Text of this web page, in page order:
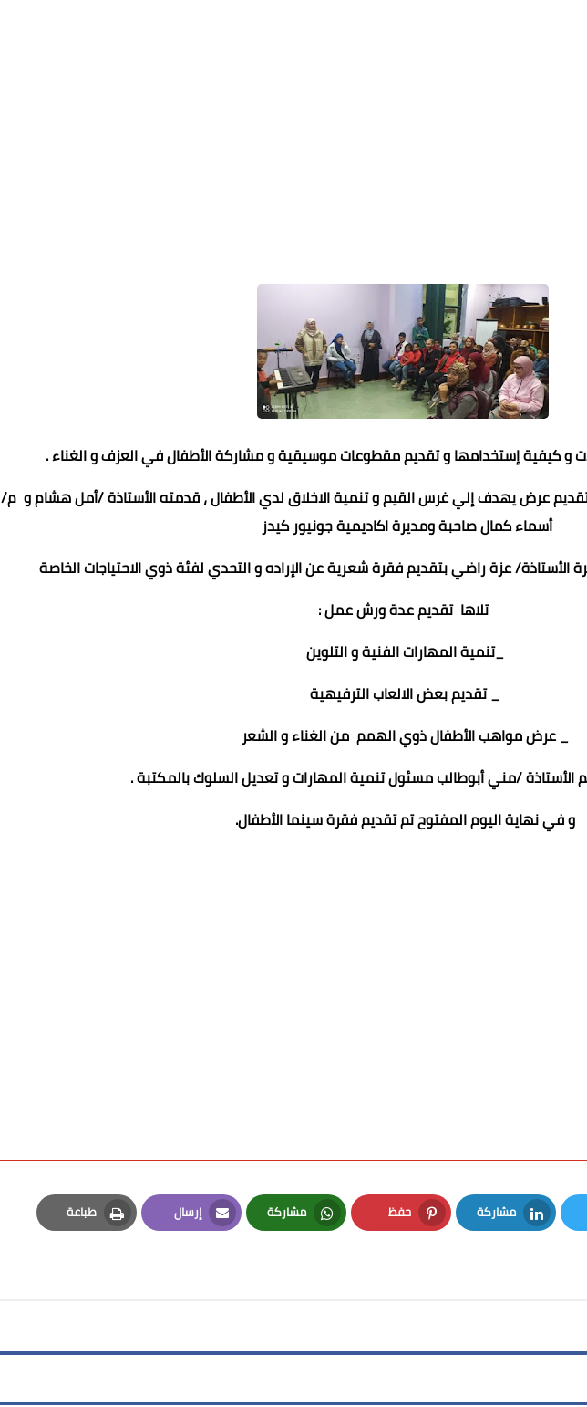
و كيفية إستخدامها و تقديم مقطوعات موسيقية و مشاركة الأطفال في العزف و الغناء .
عرض يهدف إلي غرس القيم و تنمية الاخلاق لدي الأطفال ، قدمته الأستاذة /أمل هشام و م/
أسماء كمال صاحبة ومديرة اكاديمية جونيور كيدز
عزة راضي بتقديم فقرة شعرية عن الإراده و التحدي لفئة ذوي الاحتياجات الخاصة
تلاها تقديم عدة ورش عمل :
_تنمية المهارات الفنية و التلوين
_ تقديم بعض الالعاب الترفيهية
_ عرض مواهب الأطفال ذوي الهمم من الغناء و الشعر
/مني أبوطالب مسئول تنمية المهارات و تعديل السلوك بالمكتبة .
و في نهاية اليوم المفتوح تم تقديم فقرة سينما الأطفال.
مشاركة
LinkedIn
حفظ
Pinterest
مشاركة
Whatsapp
إرسال
Email
طباعة
Print